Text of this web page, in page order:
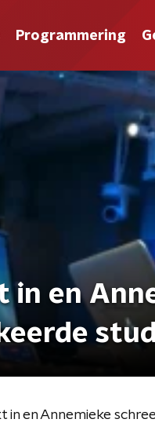
Programmering
in en
in en Annemieke